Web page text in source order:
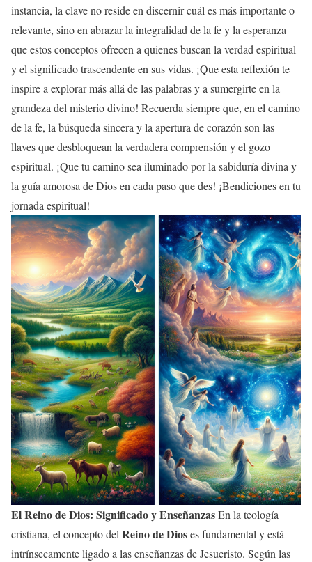
instancia, la clave no reside en discernir cuál es más importante o
relevante, sino en abrazar la integralidad de la fe y la esperanza
que estos conceptos ofrecen a quienes buscan la verdad espiritual
y el significado trascendente en sus vidas. ¡Que esta reflexión te
inspire a explorar más allá de las palabras y a sumergirte en la
grandeza del misterio divino! Recuerda siempre que, en el camino
de la fe, la búsqueda sincera y la apertura de corazón son las
llaves que desbloquean la verdadera comprensión y el gozo
espiritual. ¡Que tu camino sea iluminado por la sabiduría divina y
la guía amorosa de Dios en cada paso que des! ¡Bendiciones en tu
jornada espiritual!
El Reino de Dios: Significado y EnseñanzasEn la teología
cristiana, el concepto delReino de Dioses fundamental y está
intrínsecamente ligado a las enseñanzas de Jesucristo. Según las